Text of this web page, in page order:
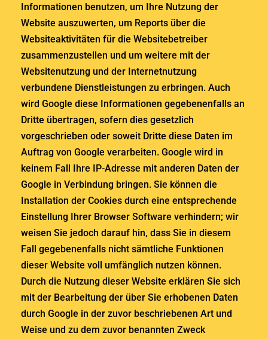
Informationen benutzen, um Ihre Nutzung der
Website auszuwerten, um Reports über die
Websiteaktivitäten für die Websitebetreiber
zusammenzustellen und um weitere mit der
Websitenutzung und der Internetnutzung
verbundene Dienstleistungen zu erbringen. Auch
wird Google diese Informationen gegebenenfalls an
Dritte übertragen, sofern dies gesetzlich
vorgeschrieben oder soweit Dritte diese Daten im
Auftrag von Google verarbeiten. Google wird in
keinem Fall Ihre IP-Adresse mit anderen Daten der
Google in Verbindung bringen. Sie können die
Installation der Cookies durch eine entsprechende
Einstellung Ihrer Browser Software verhindern; wir
weisen Sie jedoch darauf hin, dass Sie in diesem
Fall gegebenenfalls nicht sämtliche Funktionen
dieser Website voll umfänglich nutzen können.
Durch die Nutzung dieser Website erklären Sie sich
mit der Bearbeitung der über Sie erhobenen Daten
durch Google in der zuvor beschriebenen Art und
Weise und zu dem zuvor benannten Zweck